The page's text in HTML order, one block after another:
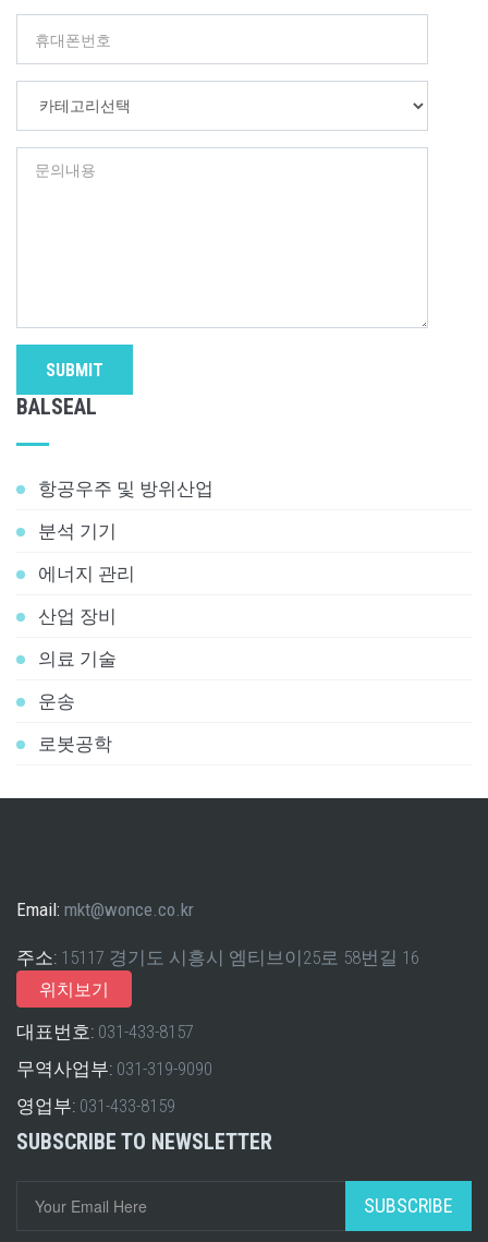
SUBMIT
BALSEAL
항공우주 및 방위산업
분석 기기
에너지 관리
산업 장비
의료 기술
운송
로봇공학
Email: mkt@wonce.co.kr
주소: 15117 경기도 시흥시 엠티브이25로 58번길 16
위치보기
대표번호: 031-433-8157
무역사업부: 031-319-9090
영업부: 031-433-8159
SUBSCRIBE TO NEWSLETTER
SUBSCRIBE